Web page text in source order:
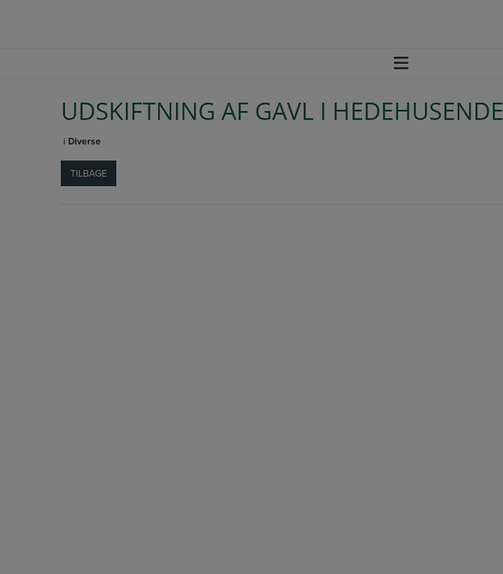
UDSKIFTNING AF GAVL I HEDEHUSENDE
i Diverse
TILBAGE